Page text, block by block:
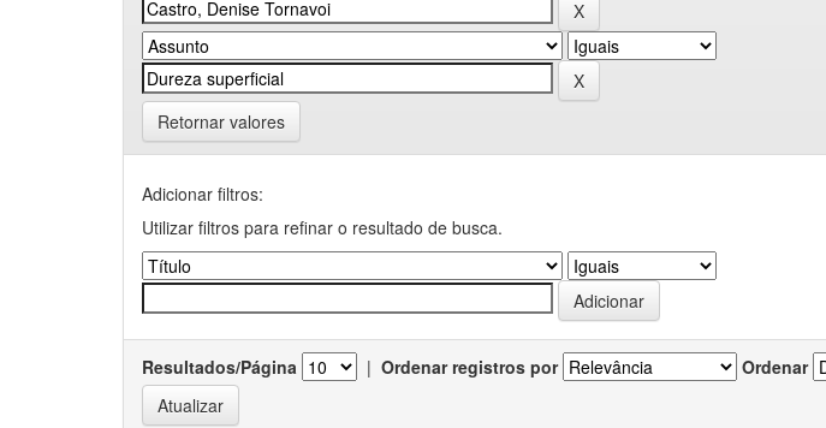
Retornar valores
Adicionar filtros:
Utilizar filtros para refinar o resultado de busca.
Resultados/Página | Ordenar registros por Ordenar